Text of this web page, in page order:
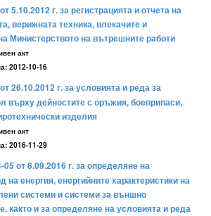
5.10.2012 г. за регистрацията и отчета на
верижната техника, влекачите и
Министерството на вътрешните работи
акт
2012-10-16
26.10.2012 г. за условията и реда за
върху дейностите с оръжия, боеприпаси,
изделия
акт
2016-11-29
от 8.09.2016 г. за определяне на
на енергия, енергийните характеристики на
системи и системи за външно
както и за определяне на условията и реда